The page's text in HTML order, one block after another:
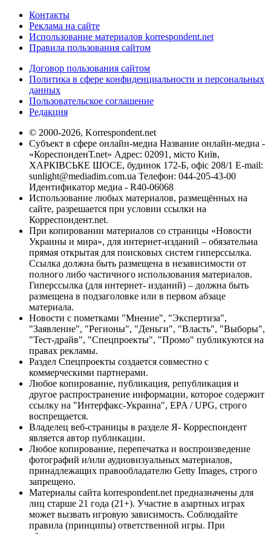
Контакты
Реклама на сайте
Использование материалов korrespondent.net
Правила пользования сайтом
Договор пользования сайтом
Политика в сфере конфиденциальности и персональных
данных
Пользовательское соглашение
Редакция
© 2000-2026, Korrespondent.net
Субъект в сфере онлайн-медиа Название онлайн-медиа -
«КореспонденТ.net» Адрес: 02091, місто Київ,
ХАРКІВСЬКЕ ШОСЕ, будинок 172-Б, офіс 208/1 E-mail:
sunlight@mediadim.com.ua Телефон: 044-205-43-00
Идентификатор медиа - R40-06068
Использование любых материалов, размещённых на
сайте, разрешается при условии ссылки на
Корреспондент.net.
При копировании материалов со страницы «Новости
Украины и мира», для интернет-изданий – обязательна
прямая открытая для поисковых систем гиперссылка.
Ссылка должна быть размещена в независимости от
полного либо частичного использования материалов.
Гиперссылка (для интернет- изданий) – должна быть
размещена в подзаголовке или в первом абзаце
материала.
Новости с пометками "Мнение", "Экспертиза",
"Заявление", "Регионы", "Деньги", "Власть", "Выборы",
"Тест-драйв", "Спецпроекты", "Промо" публикуются на
правах рекламы.
Раздел Спецпроекты создается совместно с
коммерческими партнерами.
Любое копирование, публикация, републикация и
другое распространение информации, которое содержит
ссылку на "Интерфакс-Украина", EPA / UPG, строго
воспрещается.
Владелец веб-страницы в разделе Я- Корреспондент
является автор публикации.
Любое копирование, перепечатка и воспроизведение
фотографий и/или аудиовизуальных материалов,
принадлежащих правообладателю Getty Images, строго
запрещено.
Материалы сайта korrespondent.net предназначены для
лиц старше 21 года (21+). Участие в азартных играх
может вызвать игровую зависимость. Соблюдайте
правила (принципы) ответственной игры. При